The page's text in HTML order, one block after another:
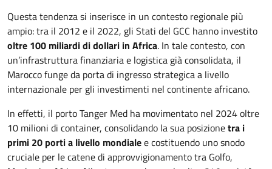
Questa tendenza si inserisce in un contesto regionale più
ampio: tra il 2012 e il 2022, gli Stati del GCC hanno investito
oltre 100 miliardi di dollari in Africa. In tale contesto, con
un’infrastruttura finanziaria e logistica già consolidata, il
Marocco funge da porta di ingresso strategica a livello
internazionale per gli investimenti nel continente africano.
In effetti, il porto Tanger Med ha movimentato nel 2024 oltre
10 milioni di container, consolidando la sua posizionetra i
primi 20 porti a livello mondialee costituendo uno snodo
cruciale per le catene di approvvigionamento tra Golfo,